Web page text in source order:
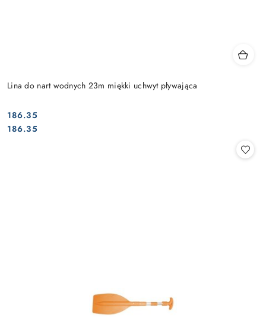
Lina do nart wodnych 23m miękki uchwyt pływająca
Cena:
186.35
Cena:
186.35